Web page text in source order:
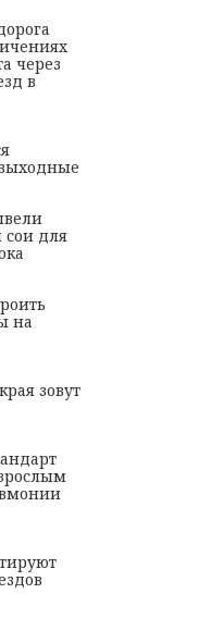
через
в
сои для
на
зовут